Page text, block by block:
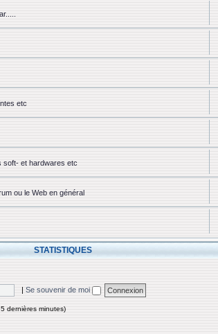
etc
soft- et hardwares etc
ou le Web en général
STATISTIQUES
| Se souvenir de moi
dernières minutes)